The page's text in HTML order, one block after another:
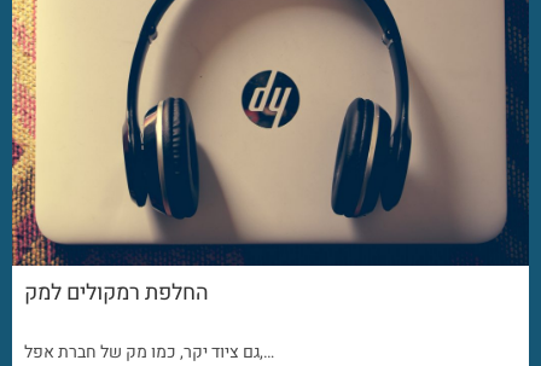
החלפת רמקולים למק
גם ציוד יקר, כמו מק של חברת אפל,…